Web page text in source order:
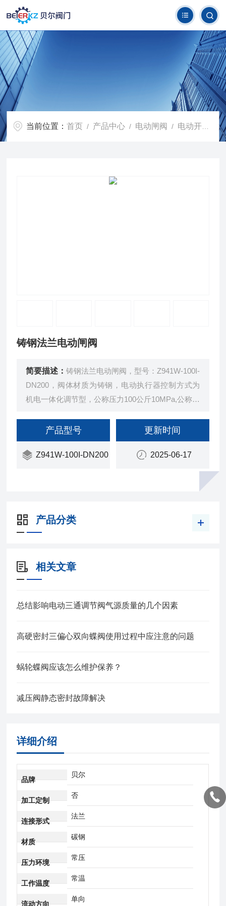
当前位置：首页 / 产品中心 / 电动闸阀 / 电动开关闸阀
铸钢法兰电动闸阀
简要描述：铸钢法兰电动闸阀，型号：Z941W-100I-
DN200，阀体材质为铸钢，电动执行器控制方式为
机电一体化调节型，公称压力100公斤10MPa,公称通
品、醋酸类、硝酸类。
产品型号
Z941W-100I-DN200
更新时间
2025-06-17
产品分类
相关文章
总结影响电动三通调节阀气源质量的几个因素
高硬密封三偏心双向蝶阀使用过程中应注意的问题
蜗轮蝶阀应该怎么维护保养？
减压阀静态密封故障解决
详细介绍
品牌
贝尔
加工定制
否
连接形式
法兰
材质
碳钢
压力环境
常压
工作温度
常温
流动方向
单向